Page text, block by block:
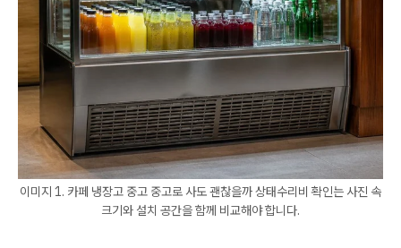
이미지 1. 카페 냉장고 중고 중고로 사도 괜찮을까 상태수리비 확인는 사진 속
크기와 설치 공간을 함께 비교해야 합니다.